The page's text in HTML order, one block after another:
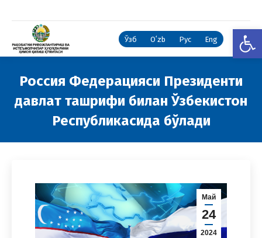
Ўзб Oʻzb Рус Eng
Россия Федерацияси Президенти
давлат ташрифи билан Ўзбекистон
Республикасида бўлади
Май
24
2024